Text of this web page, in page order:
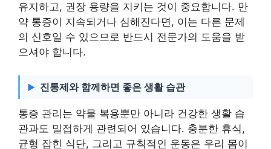
유지하고, 권장 용량을 지키는 것이 중요합니다. 만
약 통증이 지속되거나 심해진다면, 이는 다른 문제
의 신호일 수 있으므로 반드시 전문가의 도움을 받
으셔야 합니다.
진통제와 함께하면 좋은 생활 습관
통증 관리는 약물 복용뿐만 아니라 건강한 생활 습
관과도 밀접하게 관련되어 있습니다. 충분한 휴식,
균형 잡힌 식단, 그리고 규칙적인 운동은 우리 몸이